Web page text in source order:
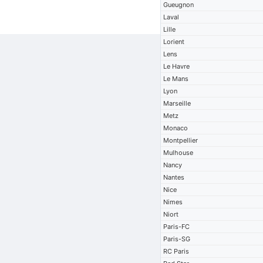
Gueugnon
Laval
Lille
Lorient
Lens
Le Havre
Le Mans
Lyon
Marseille
Metz
Monaco
Montpellier
Mulhouse
Nancy
Nantes
Nice
Nimes
Niort
Paris-FC
Paris-SG
RC Paris